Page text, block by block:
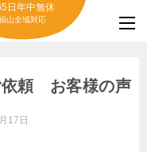
日年中無休
山全域対応
依頼 お客様の声
17日